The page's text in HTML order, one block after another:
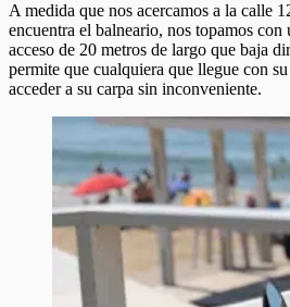
A medida que nos acercamos a la calle
encuentra el balneario, nos topamos con
acceso de 20 metros de largo que baja
permite que cualquiera que llegue con
acceder a su carpa sin inconveniente.